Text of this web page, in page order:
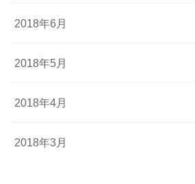
2018年6月
2018年5月
2018年4月
2018年3月